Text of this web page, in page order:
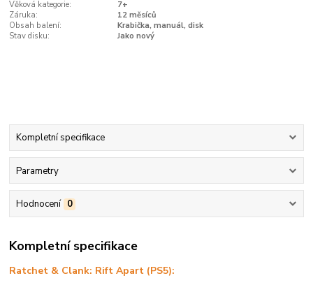
Věková kategorie:
7+
Záruka:
12 měsíců
Obsah balení:
Krabička, manuál, disk
Stav disku:
Jako nový
Kompletní specifikace
Parametry
Hodnocení 0
Kompletní specifikace
Ratchet & Clank: Rift Apart (PS5):